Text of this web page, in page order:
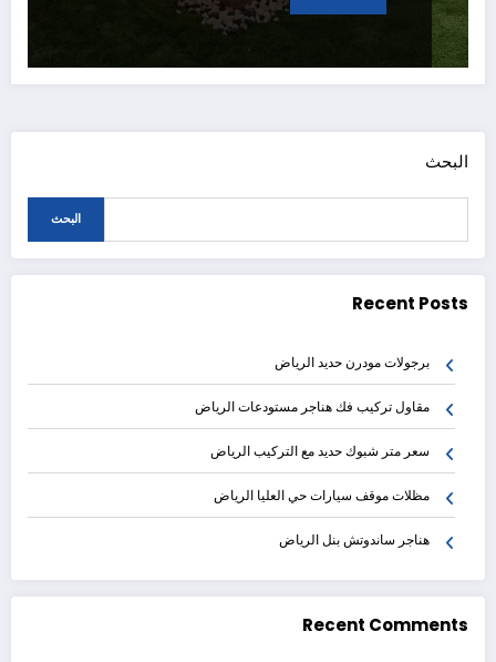
البحث
البحث
Recent Posts
برجولات مودرن حديد الرياض
مقاول تركيب فك هناجر مستودعات الرياض
سعر متر شبوك حديد مع التركيب الرياض
مظلات موقف سيارات حي العليا الرياض
هناجر ساندوتش بنل الرياض
Recent Comments